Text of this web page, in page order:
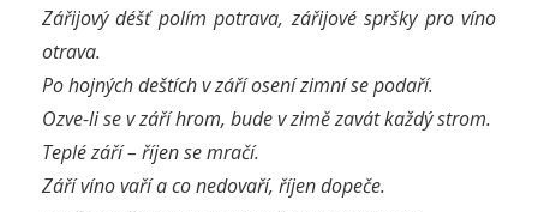
Zářijový déšť polím potrava, zářijové spršky pro víno
otrava.
Po hojných deštích v září osení zimní se podaří.
Ozve-li se v září hrom, bude v zimě zavát každý strom.
Teplé září – říjen se mračí.
Září víno vaří a co nedovaří, říjen dopeče.